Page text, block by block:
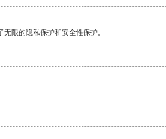
限的隐私保护和安全性保护。